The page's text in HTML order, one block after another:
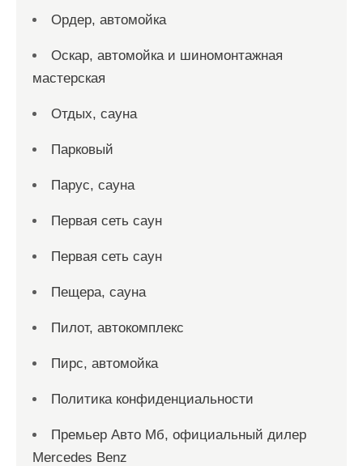
Ордер, автомойка
Оскар, автомойка и шиномонтажная
мастерская
Отдых, сауна
Парковый
Парус, сауна
Первая сеть саун
Первая сеть саун
Пещера, сауна
Пилот, автокомплекс
Пирс, автомойка
Политика конфиденциальности
Премьер Авто Мб, официальный дилер
Mercedes Benz